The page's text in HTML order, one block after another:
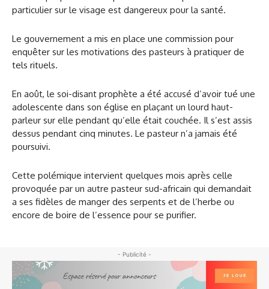
particulier sur le visage est dangereux pour la santé.
Le gouvernement a mis en place une commission pour
enquêter sur les motivations des pasteurs à pratiquer de
tels rituels.
En août, le soi-disant prophète a été accusé d’avoir tué une
adolescente dans son église en plaçant un lourd haut-
parleur sur elle pendant qu’elle était couchée. Il s’est assis
dessus pendant cinq minutes. Le pasteur n’a jamais été
poursuivi.
Cette polémique intervient quelques mois après celle
provoquée par un autre pasteur sud-africain qui demandait
a ses fidèles de manger des serpents et de l’herbe ou
encore de boire de l’essence pour se purifier.
- Publicité -